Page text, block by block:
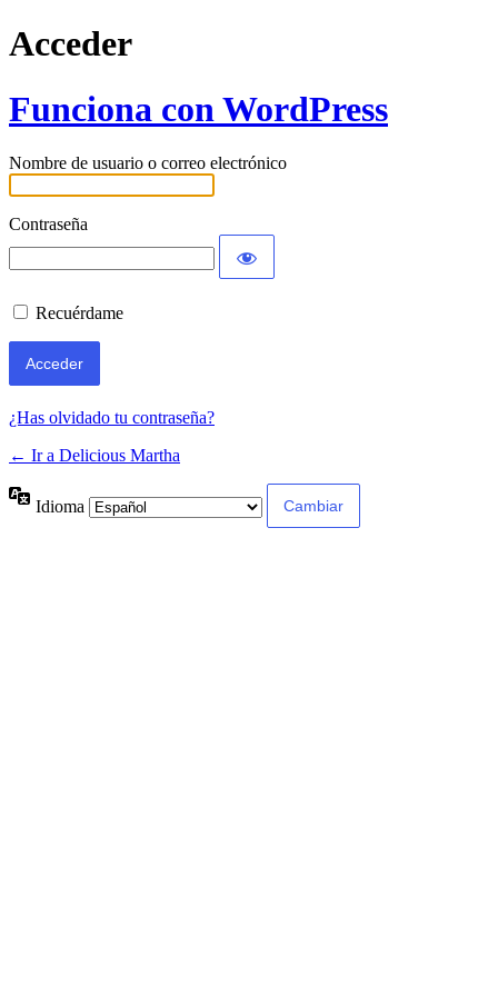
Acceder
Funciona con WordPress
Nombre de usuario o correo electrónico
Contraseña
Recuérdame
¿Has olvidado tu contraseña?
← Ir a Delicious Martha
Idioma